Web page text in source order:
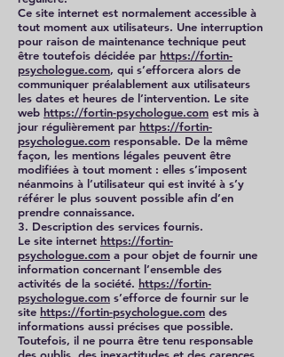
Ce site internet est normalement accessible à
tout moment aux utilisateurs. Une interruption
pour raison de maintenance technique peut
être toutefois décidée par https://fortin-
psychologue.com, qui s’efforcera alors de
communiquer préalablement aux utilisateurs
les dates et heures de l’intervention. Le site
web https://fortin-psychologue.com est mis à
jour régulièrement par https://fortin-
psychologue.com responsable. De la même
façon, les mentions légales peuvent être
modifiées à tout moment : elles s’imposent
néanmoins à l’utilisateur qui est invité à s’y
référer le plus souvent possible afin d’en
prendre connaissance.
3. Description des services fournis.
Le site internet https://fortin-
psychologue.com a pour objet de fournir une
information concernant l’ensemble des
activités de la société. https://fortin-
psychologue.com s’efforce de fournir sur le
site https://fortin-psychologue.com des
informations aussi précises que possible.
Toutefois, il ne pourra être tenu responsable